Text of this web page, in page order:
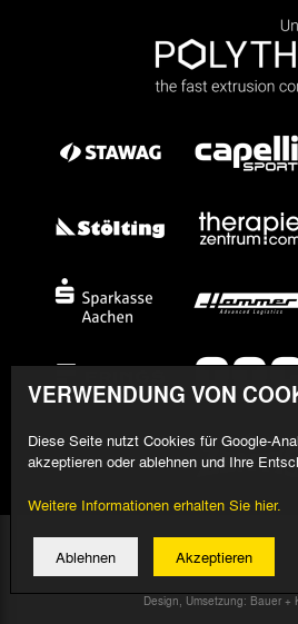
© 2026 Alemannia Aachen - Alle
Impressum/
Design, Umsetzung: Bauer +
VERWENDUNG VON
Diese Seite nutzt Cookies für Google-
akzeptieren oder ablehnen und Ihre
Weitere Informationen erhalten Sie hier.
Ablehnen Akzeptieren